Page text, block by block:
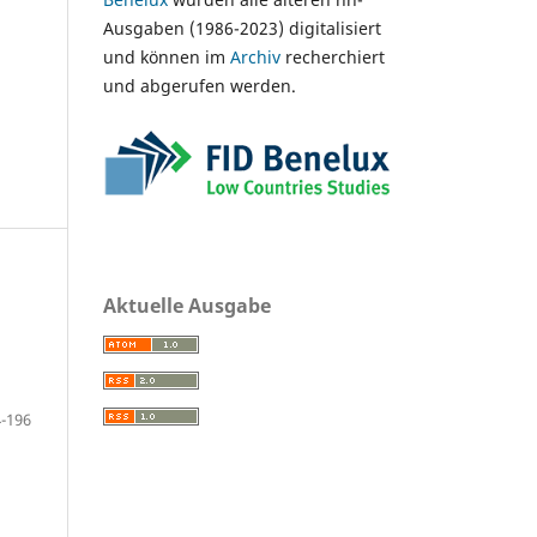
196
Ausgaben (1986-2023) digitalisiert
und können im Archiv recherchiert
und abgerufen werden.
Aktuelle Ausgabe